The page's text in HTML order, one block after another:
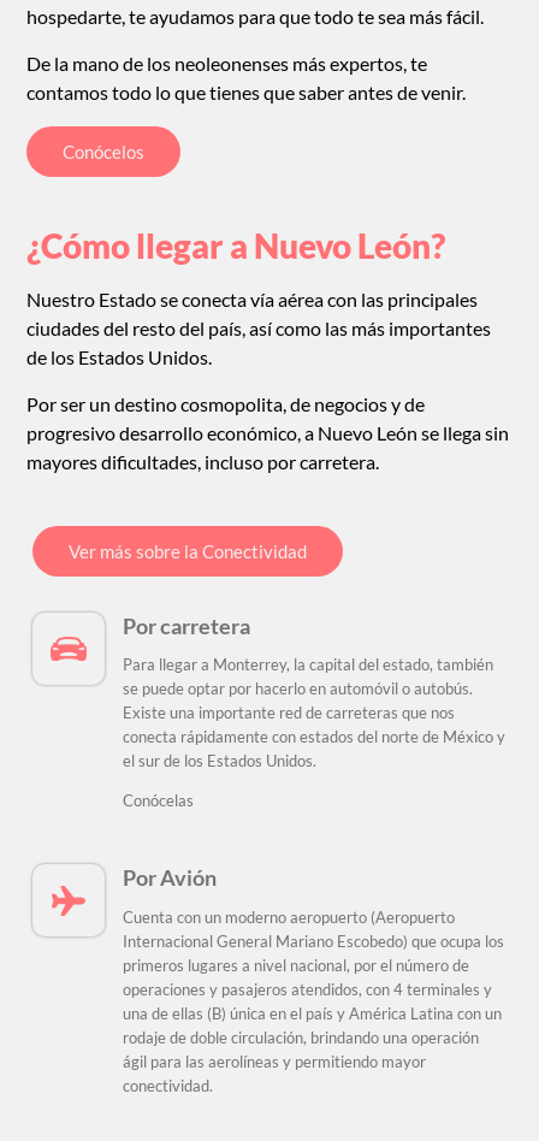
hospedarte, te ayudamos para que todo te sea más fácil.
De la mano de los neoleonenses más expertos, te
contamos todo lo que tienes que saber antes de venir.
Conócelos
¿Cómo llegar a Nuevo León?
Nuestro Estado se conecta vía aérea con las principales
ciudades del resto del país, así como las más importantes
de los Estados Unidos.
Por ser un destino cosmopolita, de negocios y de
progresivo desarrollo económico, a Nuevo León se llega sin
mayores dificultades, incluso por carretera.
Ver más sobre la Conectividad
Por carretera
Para llegar a Monterrey, la capital del estado, también
se puede optar por hacerlo en automóvil o autobús.
Existe una importante red de carreteras que nos
conecta rápidamente con estados del norte de México y
el sur de los Estados Unidos.
Conócelas
Por Avión
Cuenta con un moderno aeropuerto (Aeropuerto
Internacional General Mariano Escobedo) que ocupa los
primeros lugares a nivel nacional, por el número de
operaciones y pasajeros atendidos, con 4 terminales y
una de ellas (B) única en el país y América Latina con un
rodaje de doble circulación, brindando una operación
ágil para las aerolíneas y permitiendo mayor
conectividad.